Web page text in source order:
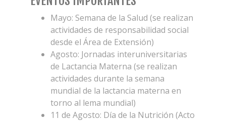
Mayo: Semana de la Salud (se realizan
actividades de responsabilidad social
desde el Área de Extensión)
Agosto: Jornadas interuniversitarias
de Lactancia Materna (se realizan
actividades durante la semana
mundial de la lactancia materna en
torno al lema mundial)
11 de Agosto: Día de la Nutrición (Acto